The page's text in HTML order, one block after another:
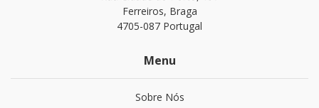
Ferreiros, Braga
4705-087 Portugal
Menu
Sobre Nós